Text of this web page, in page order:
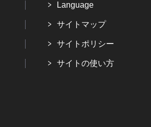
Language
サイトマップ
サイトポリシー
サイトの使い方